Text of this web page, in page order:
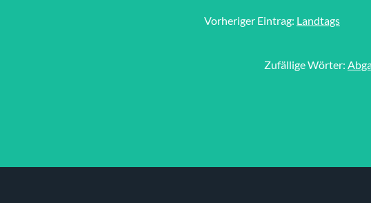
Vorheriger Eintrag: Landtags
Zufällige Wörter: